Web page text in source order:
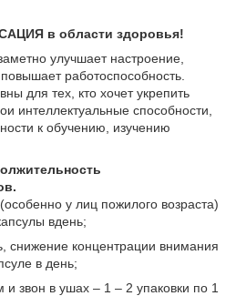
в области здоровья!
улучшает настроение,
работоспособность.
для тех, кто хочет укрепить
интеллектуальные способности,
к обучению, изучению
у лиц пожилого возраста)
вдень;
снижение концентрации внимания
в день;
звон в ушах – 1 – 2 упаковки по 1